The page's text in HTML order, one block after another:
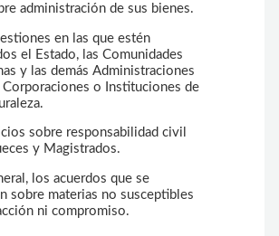
administración de sus bienes.
en las que estén
el Estado, las Comunidades
y las demás Administraciones
Corporaciones o Instituciones de
sobre responsabilidad civil
y Magistrados.
los acuerdos que se
sobre materias no susceptibles
ni compromiso.